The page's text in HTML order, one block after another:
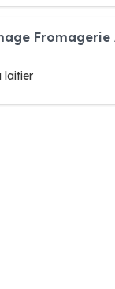
Fromagerie
laitier